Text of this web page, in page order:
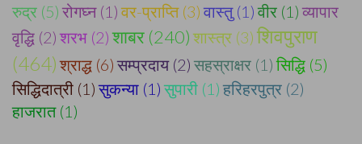
रुद्र (5) रोगघ्न (1) वर-प्राप्ति (3) वास्तु (1) वीर (1) व्यापार
वृद्धि (2) शरभ (2) शाबर (240) शास्त्र (3) शिवपुराण
(464) श्राद्ध (6) सम्प्रदाय (2) सहस्राक्षर (1) सिद्धि (5)
सिद्धिदात्री (1) सुकन्या (1) सुपारी (1) हरिहरपुत्र (2)
हाजरात (1)